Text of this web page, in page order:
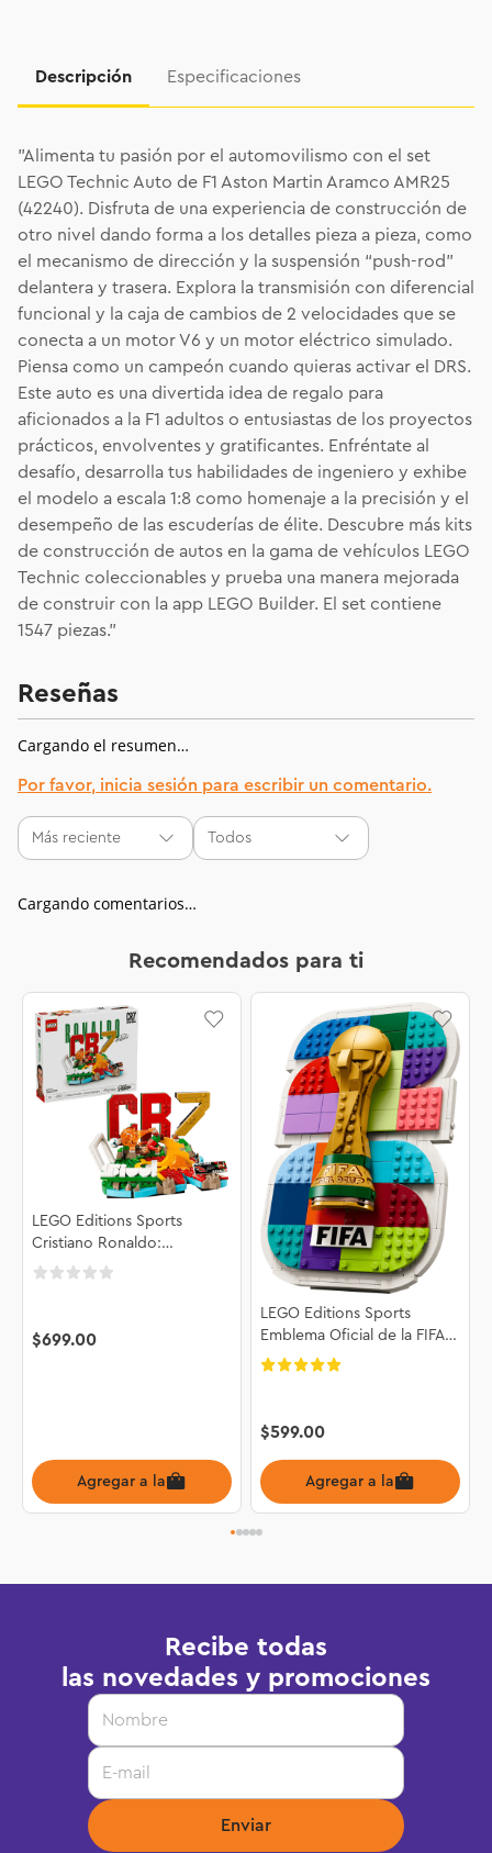
Descripción Especificaciones
"Alimenta tu pasión por el automovilismo con el set
LEGO Technic Auto de F1 Aston Martin Aramco AMR25
(42240). Disfruta de una experiencia de construcción de
otro nivel dando forma a los detalles pieza a pieza, como
el mecanismo de dirección y la suspensión “push-rod”
delantera y trasera. Explora la transmisión con diferencial
funcional y la caja de cambios de 2 velocidades que se
conecta a un motor V6 y un motor eléctrico simulado.
Piensa como un campeón cuando quieras activar el DRS.
Este auto es una divertida idea de regalo para
aficionados a la F1 adultos o entusiastas de los proyectos
prácticos, envolventes y gratificantes. Enfréntate al
desafío, desarrolla tus habilidades de ingeniero y exhibe
el modelo a escala 1:8 como homenaje a la precisión y el
desempeño de las escuderías de élite. Descubre más kits
de construcción de autos en la gama de vehículos LEGO
Technic coleccionables y prueba una manera mejorada
de construir con la app LEGO Builder. El set contiene
1547 piezas."
Reseñas
Cargando el resumen…
Por favor, inicia sesión para escribir un comentario.
Más reciente Todos
Cargando comentarios…
Recomendados para ti
LEGO Editions Sports
Cristiano Ronaldo:
Fenómenos del Futbol
$699.00
Agregar a la bolsa
LEGO Editions Sports
Emblema Oficial de la FIFA
World Cup 2026™ 43032
$599.00
Agregar a la bolsa
Recibe todas
las novedades y promociones
Enviar